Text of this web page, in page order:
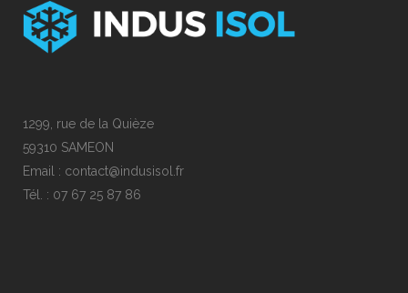
1299, rue de la Quièze
59310 SAMEON
Email : contact@indusisol.fr
Tél. : 07 67 25 87 86